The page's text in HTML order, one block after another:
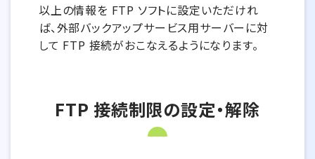
以上の情報を FTP ソフトに設定いただけれ
ば、外部バックアップサービス用サーバーに対
して FTP 接続がおこなえるようになります。
FTP 接続制限の設定・解除